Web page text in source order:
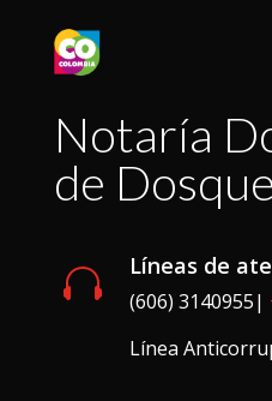
Notaría
de
 Líneas de
(606) 3140955|
Línea